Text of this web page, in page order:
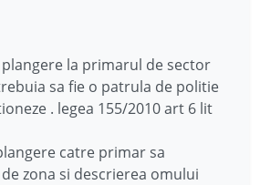
la primarul de sector
sa fie o patrula de politie
. legea 155/2010 art 6 lit
catre primar sa
zona si descrierea omului